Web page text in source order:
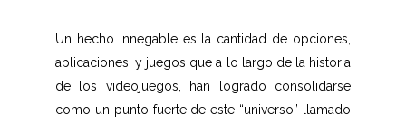
Un hecho innegable es la cantidad de opciones,
aplicaciones, y juegos que a lo largo de la historia
de los videojuegos, han logrado consolidarse
como un punto fuerte de este “universo” llamado